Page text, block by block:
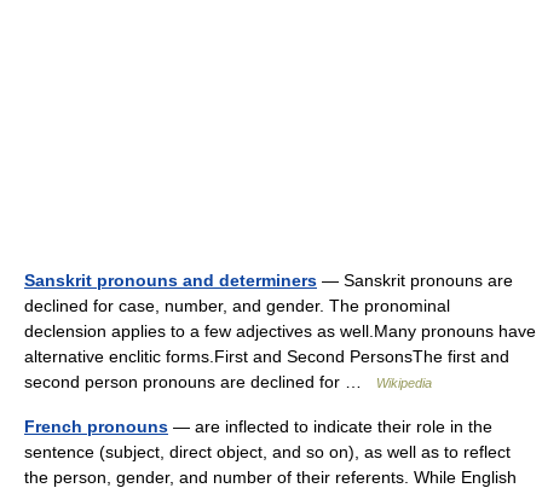
Sanskrit pronouns and determiners — Sanskrit pronouns are
declined for case, number, and gender. The pronominal
declension applies to a few adjectives as well.Many pronouns have
alternative enclitic forms.First and Second PersonsThe first and
second person pronouns are declined for …
Wikipedia
French pronouns — are inflected to indicate their role in the
sentence (subject, direct object, and so on), as well as to reflect
the person, gender, and number of their referents. While English